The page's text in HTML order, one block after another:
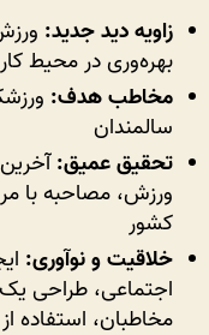
زاویه دید جدید:
بهره‌وری در محیط
مخاطب هدف:
سالمندان
تحقیق عمیق:
ورزش، مصاحبه با
کشور
خلاقیت و نوآوری:
اجتماعی، طراحی
مخاطبان، استفاده